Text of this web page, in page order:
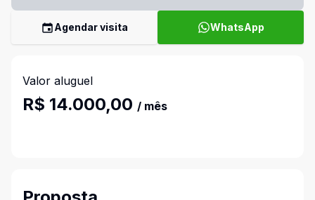
Agendar visita WhatsApp
Valor aluguel
R$ 14.000,00 / mês